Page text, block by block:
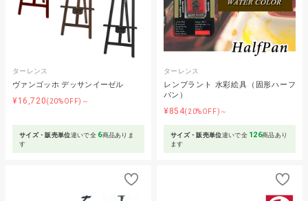
ターレンス
ヴァンゴッホ デッサンイーゼル
¥16,720(20%OFF)～
サイズ・販売単位違いで全 6商品ありま
す
ターレンス
レンブラント 水彩絵具（固形ハーフ
パン）
¥854(20%OFF)～
サイズ・販売単位違いで全 126商品あり
ます